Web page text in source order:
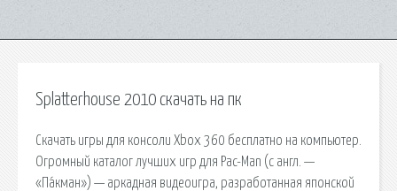
Splatterhouse 2010 скачать на пк
Скачать игры для консоли Xbox 360 бесплатно на компьютер.
Огромный каталог лучших игр для Pac-Man (с англ. —
«Па́кман») — аркадная видеоигра, разработанная японской